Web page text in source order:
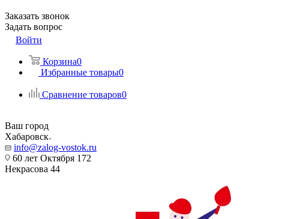
Заказать звонок
Задать вопрос
Войти
Корзина0
Избранные товары0
Сравнение товаров0
Ваш город
Хабаровск
info@zalog-vostok.ru
60 лет Октября 172
Некрасова 44